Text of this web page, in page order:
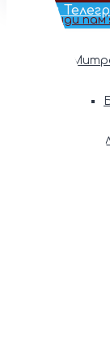
Наш
Фонди